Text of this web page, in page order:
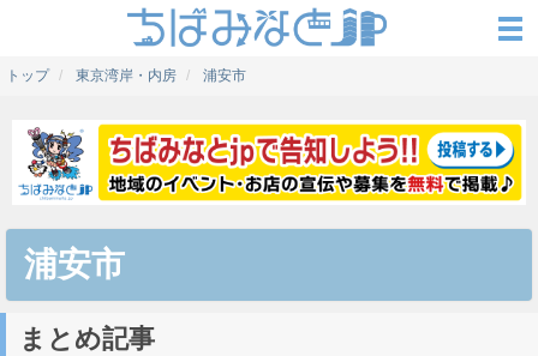
トップ 東京湾岸・内房 浦安市
浦安市
まとめ記事